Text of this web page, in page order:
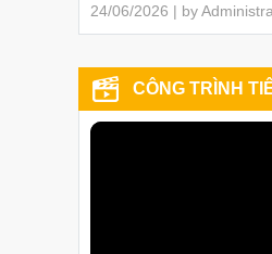
24/06/2026 | by
CÔNG TRÌNH